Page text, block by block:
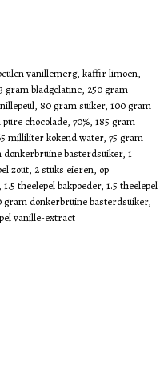
vanillemerg, kaffir limoen,
gram bladgelatine, 250 gram
80 gram suiker, 100 gram
chocolade, 70%, 185 gram
milliliter kokend water, 75 gram
basterdsuiker, 1
zout, 2 stuks eieren, op
theelepel bakpoeder, 1.5 theelepel
gram donkerbruine basterdsuiker,
vanille-extract